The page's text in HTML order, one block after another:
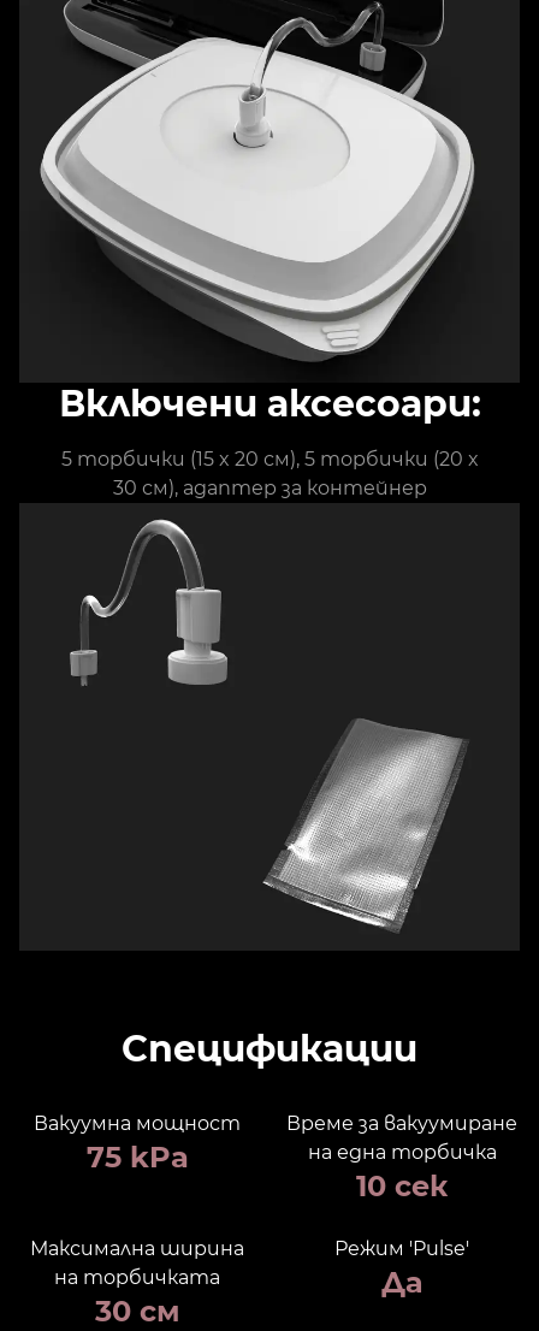
Включени аксесоари:
5 торбички (15 x 20 см), 5 торбички (20 x
30 см), адаптер за контейнер
Спецификации
Вакуумна мощност
75 kPa
Време за вакуумиране
на една торбичка
10 сек
Максимална ширина
на торбичката
30 см
Режим 'Pulse'
Да